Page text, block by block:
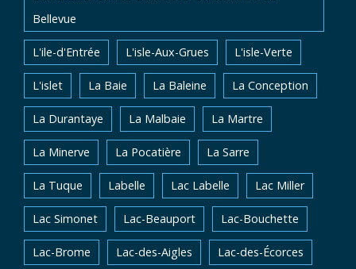
Bellevue
L'ile-d'Entrée L'isle-Aux-Grues L'isle-Verte
L'islet La Baie La Baleine La Conception
La Durantaye La Malbaie La Martre
La Minerve La Pocatière La Sarre
La Tuque Labelle Lac Labelle Lac Miller
Lac Simonet Lac-Beauport Lac-Bouchette
Lac-Brome Lac-des-Aigles Lac-des-Écorces